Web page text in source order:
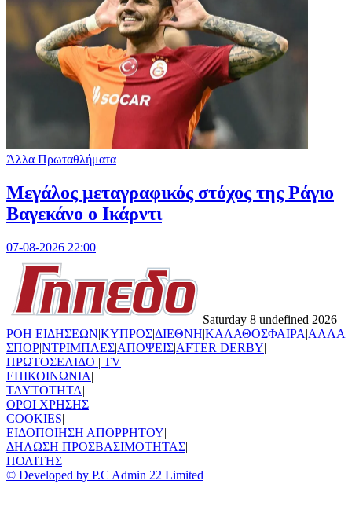
Άλλα Πρωταθλήματα
Μεγάλος μεταγραφικός στόχος της Ράγιο
Βαγεκάνο ο Ικάρντι
07-08-2026 22:00
Saturday 8 undefined 2026
ΡΟΗ ΕΙΔΗΣΕΩΝ|ΚΥΠΡΟΣ|ΔΙΕΘΝΗ|ΚΑΛΑΘΟΣΦΑΙΡΑ|ΑΛΛΑ
ΣΠΟΡ|ΝΤΡΙΜΠΛΕΣ|ΑΠΟΨΕΙΣ|AFTER DERBY|
ΠΡΩΤΟΣΕΛΙΔΟ | TV
ΕΠΙΚΟΙΝΩΝΙΑ|
TAYTOTHTA|
ΟΡΟΙ ΧΡΗΣΗΣ|
COOKIES|
ΕΙΔΟΠΟΙΗΣΗ ΑΠΟΡΡΗΤΟΥ|
ΔΗΛΩΣΗ ΠΡΟΣΒΑΣΙΜΟΤΗΤΑΣ|
ΠΟΛΙΤΗΣ
© Developed by P.C Admin 22 Limited